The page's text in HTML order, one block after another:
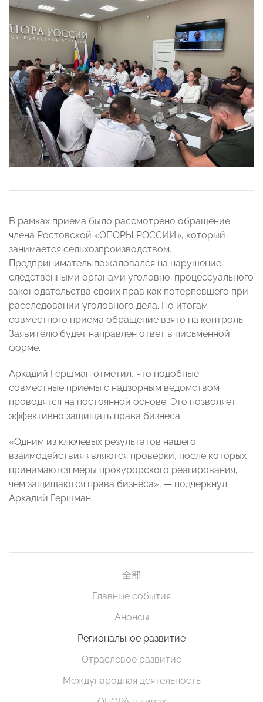
В рамках приема было рассмотрено обращение
члена Ростовской «ОПОРЫ РОССИИ», который
занимается сельхозпроизводством.
Предприниматель пожаловался на нарушение
следственными органами уголовно-процессуального
законодательства своих прав как потерпевшего при
расследовании уголовного дела. По итогам
совместного приема обращение взято на контроль.
Заявителю будет направлен ответ в письменной
форме.
Аркадий Гершман отметил, что подобные
совместные приемы с надзорным ведомством
проводятся на постоянной основе. Это позволяет
эффективно защищать права бизнеса.
«Одним из ключевых результатов нашего
взаимодействия являются проверки, после которых
принимаются меры прокурорского реагирования,
чем защищаются права бизнеса», — подчеркнул
Аркадий Гершман.
全部
Главные события
Анонсы
Региональное развитие
Отраслевое развитие
Международная деятельность